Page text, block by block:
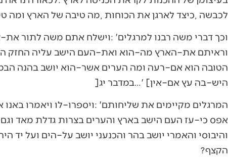
‬לכבשה‭, ‬כיצד‭ ‬לארגן‭ ‬את‭ ‬הכוחות‭, ‬מה‭ ‬טיבה‭ ‬של‭ ‬הארץ‭ ‬ומה‭ ‬טיב‭ ‬האוכלוסיה‭ ‬שם‭.‬
‬היש–בה‭ ‬עץ‭ ‬אם–אין‭…' [‬במדבר‭ ‬יג‭]‬
‬הקצף‭? ‬